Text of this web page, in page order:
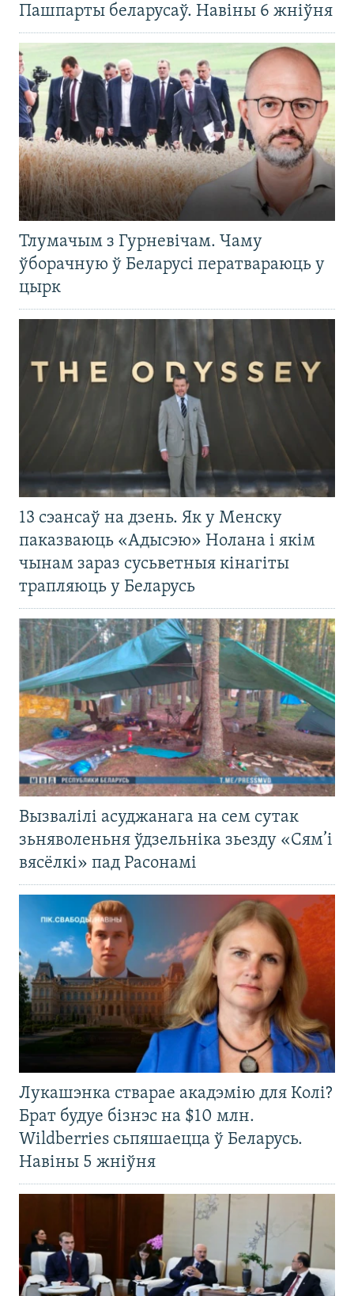
Пашпарты беларусаў. Навіны 6 жніўня
Тлумачым з Гурневічам. Чаму
ўборачную ў Беларусі ператвараюць у
цырк
13 сэансаў на дзень. Як у Менску
паказваюць «Адысэю» Нолана і якім
чынам зараз сусьветныя кінагіты
трапляюць у Беларусь
Вызвалілі асуджанага на сем сутак
зьняволеньня ўдзельніка зьезду «Сям’і
вясёлкі» пад Расонамі
Лукашэнка стварае акадэмію для Колі?
Брат будуе бізнэс на $10 млн.
Wildberries сьпяшаецца ў Беларусь.
Навіны 5 жніўня